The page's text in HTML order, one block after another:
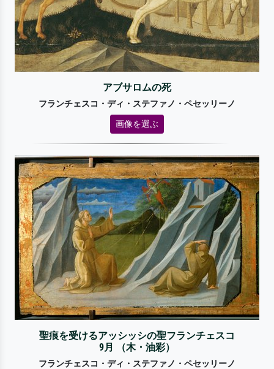
アブサロムの死
フランチェスコ・ディ・ステファノ・ペセッリーノ
画像を選ぶ
聖痕を受けるアッシッシの聖フランチェスコ
9月 （木・油彩）
フランチェスコ・ディ・ステファノ・ペセッリーノ